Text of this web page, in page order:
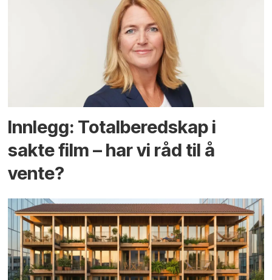
Innlegg: Totalberedskap i
sakte film – har vi råd til å
vente?